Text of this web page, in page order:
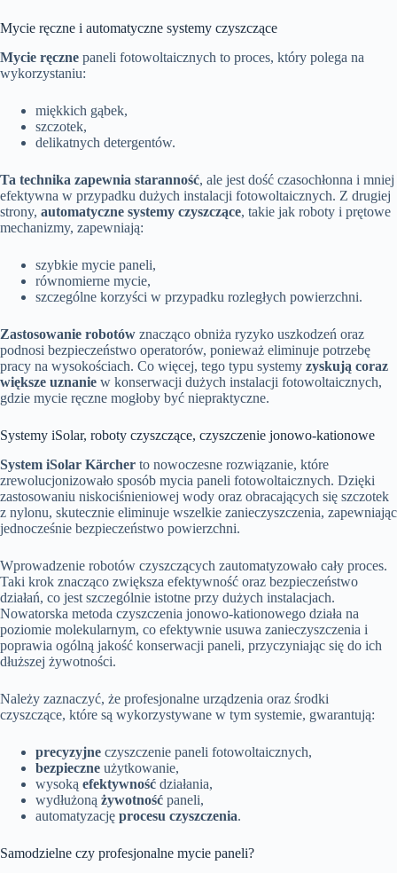
Mycie ręczne i automatyczne systemy czyszczące
Mycie ręczne paneli fotowoltaicznych to proces, który polega na
wykorzystaniu:
miękkich gąbek,
szczotek,
delikatnych detergentów.
Ta technika zapewnia staranność, ale jest dość czasochłonna i mniej
efektywna w przypadku dużych instalacji fotowoltaicznych. Z drugiej
strony, automatyczne systemy czyszczące, takie jak roboty i prętowe
mechanizmy, zapewniają:
szybkie mycie paneli,
równomierne mycie,
szczególne korzyści w przypadku rozległych powierzchni.
Zastosowanie robotów znacząco obniża ryzyko uszkodzeń oraz
podnosi bezpieczeństwo operatorów, ponieważ eliminuje potrzebę
pracy na wysokościach. Co więcej, tego typu systemy zyskują coraz
większe uznanie w konserwacji dużych instalacji fotowoltaicznych,
gdzie mycie ręczne mogłoby być niepraktyczne.
Systemy iSolar, roboty czyszczące, czyszczenie jonowo-kationowe
System iSolar Kärcher to nowoczesne rozwiązanie, które
zrewolucjonizowało sposób mycia paneli fotowoltaicznych. Dzięki
zastosowaniu niskociśnieniowej wody oraz obracających się szczotek
z nylonu, skutecznie eliminuje wszelkie zanieczyszczenia, zapewniając
jednocześnie bezpieczeństwo powierzchni.
Wprowadzenie robotów czyszczących zautomatyzowało cały proces.
Taki krok znacząco zwiększa efektywność oraz bezpieczeństwo
działań, co jest szczególnie istotne przy dużych instalacjach.
Nowatorska metoda czyszczenia jonowo-kationowego działa na
poziomie molekularnym, co efektywnie usuwa zanieczyszczenia i
poprawia ogólną jakość konserwacji paneli, przyczyniając się do ich
dłuższej żywotności.
Należy zaznaczyć, że profesjonalne urządzenia oraz środki
czyszczące, które są wykorzystywane w tym systemie, gwarantują:
precyzyjne czyszczenie paneli fotowoltaicznych,
bezpieczne użytkowanie,
wysoką efektywność działania,
wydłużoną żywotność paneli,
automatyzację procesu czyszczenia.
Samodzielne czy profesjonalne mycie paneli?